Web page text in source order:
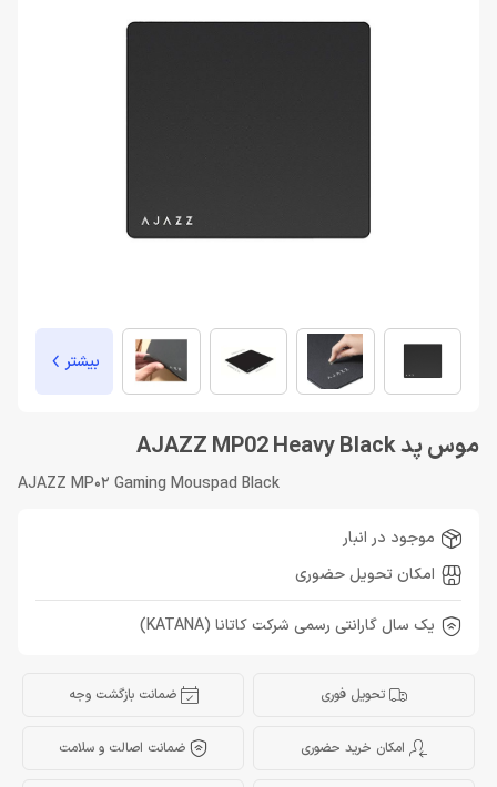
بیشتر
موس پد AJAZZ MP02 Heavy Black
AJAZZ MP02 Gaming Mouspad Black
موجود در انبار
امکان تحویل حضوری
یک سال گارانتی رسمی شرکت کاتانا (KATANA)
تحویل فوری ضمانت بازگشت وجه
امکان خرید حضوری ضمانت اصالت و سلامت